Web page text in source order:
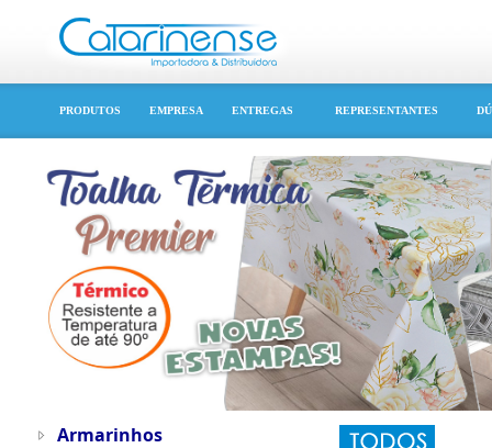
PRODUTOS EMPRESA ENTREGAS REPRESENTANTES
Armarinhos